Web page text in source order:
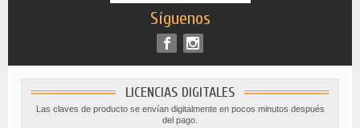
Síguenos
LICENCIAS DIGITALES
Las claves de producto se envían digitalmente en pocos minutos después
del pago.